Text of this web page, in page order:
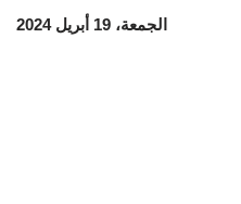
الجمعة، 19 أبريل 2024